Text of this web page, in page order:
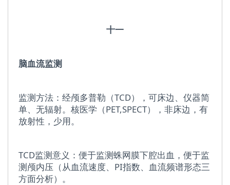
十一
脑血流监测
监测方法：经颅多普勒（TCD），可床边、仪器简
单、无辐射。核医学（PET,SPECT），非床边，有
放射性，少用。
TCD监测意义：便于监测蛛网膜下腔出血，便于监
测颅内压（从血流速度、PI指数、血流频谱形态三
方面分析）。